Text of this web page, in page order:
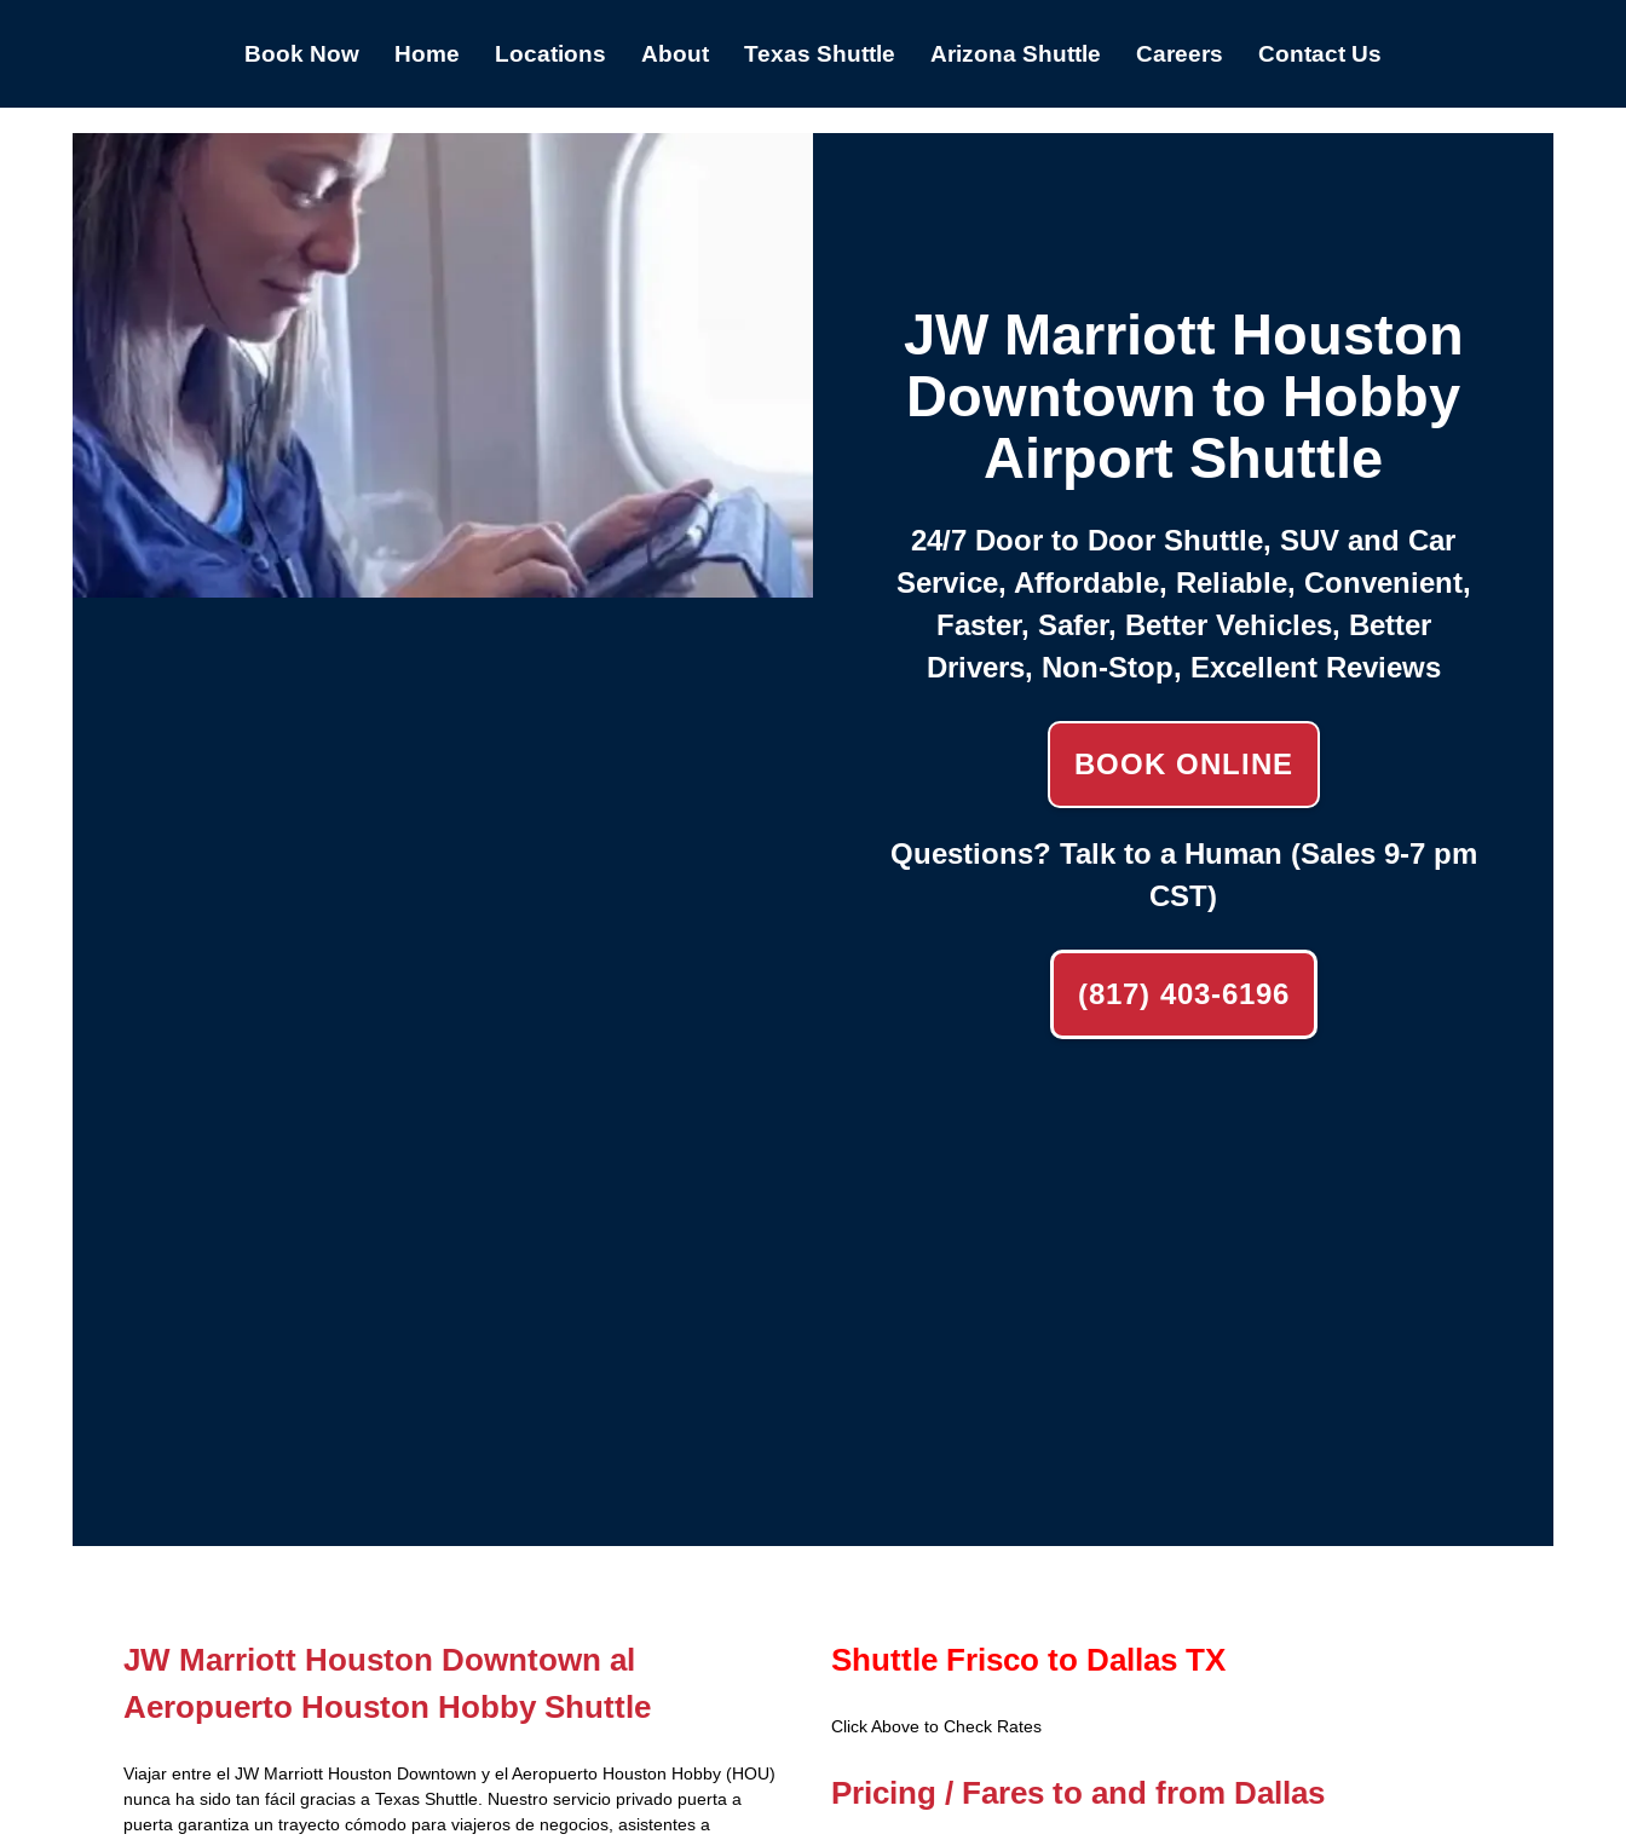
Book Now Home Locations About Texas Shuttle Arizona Shuttle Careers Contact Us
JW Marriott Houston
Downtown to Hobby
Airport Shuttle
24/7 Door to Door Shuttle, SUV and Car
Service, Affordable, Reliable, Convenient,
Faster, Safer, Better Vehicles, Better
Drivers, Non-Stop, Excellent Reviews
BOOK ONLINE
Questions? Talk to a Human (Sales 9-7 pm
CST)
(817) 403-6196
JW Marriott Houston Downtown al
Aeropuerto Houston Hobby Shuttle
Viajar entre el JW Marriott Houston Downtown y el Aeropuerto Houston Hobby (HOU)
nunca ha sido tan fácil gracias a Texas Shuttle. Nuestro servicio privado puerta a
puerta garantiza un trayecto cómodo para viajeros de negocios, asistentes a
Shuttle Frisco to Dallas TX
Click Above to Check Rates
Pricing / Fares to and from Dallas